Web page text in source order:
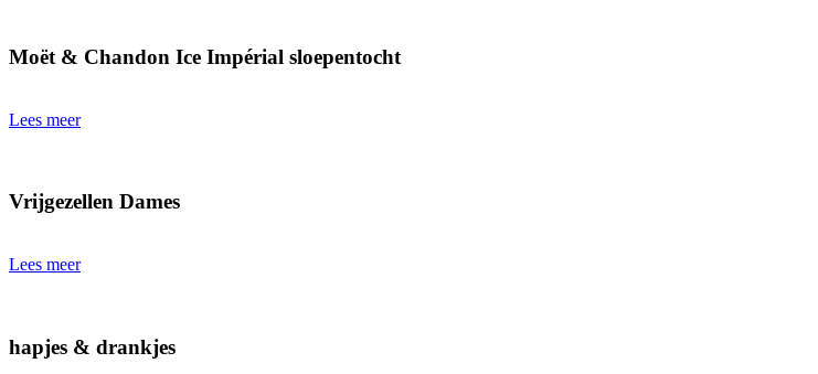
Moët & Chandon Ice Impérial sloepentocht
Lees meer
Vrijgezellen Dames
Lees meer
hapjes & drankjes